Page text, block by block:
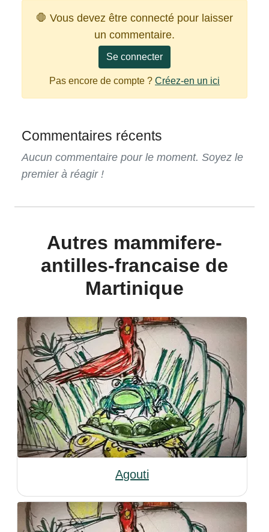
🛑 Vous devez être connecté pour laisser
un commentaire.
Se connecter
Pas encore de compte ? Créez-en un ici
Commentaires récents
Aucun commentaire pour le moment. Soyez le
premier à réagir !
Autres mammifere-
antilles-francaise de
Martinique
Agouti